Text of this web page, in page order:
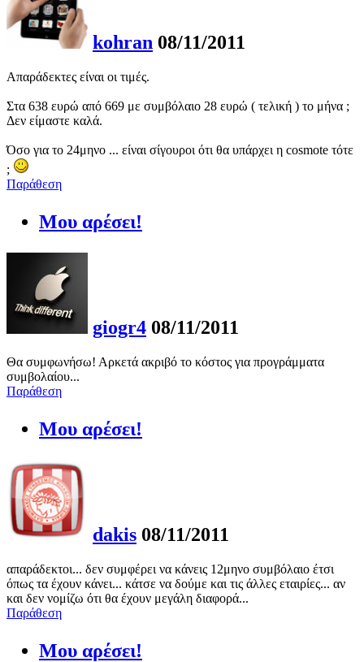
kohran 08/11/2011
Απαράδεκτες είναι οι τιμές.
Στα 638 ευρώ από 669 με συμβόλαιο 28 ευρώ ( τελική ) το μήνα ;
Δεν είμαστε καλά.
Όσο για το 24μηνο ... είναι σίγουροι ότι θα υπάρχει η cosmote τότε
;
Παράθεση
Μου αρέσει!
giogr4 08/11/2011
Θα συμφωνήσω! Αρκετά ακριβό το κόστος για προγράμματα
συμβολαίου...
Παράθεση
Μου αρέσει!
dakis 08/11/2011
απαράδεκτοι... δεν συμφέρει να κάνεις 12μηνο συμβόλαιο έτσι
όπως τα έχουν κάνει... κάτσε να δούμε και τις άλλες εταιρίες... αν
και δεν νομίζω ότι θα έχουν μεγάλη διαφορά...
Παράθεση
Μου αρέσει!